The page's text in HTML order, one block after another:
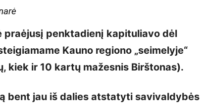
praėjusį penktadienį kapituliavo dėl
Kauno regiono „seimelyje“
kiek ir 10 kartų mažesnis Birštonas).
bent jau iš dalies atstatyti savivaldybės